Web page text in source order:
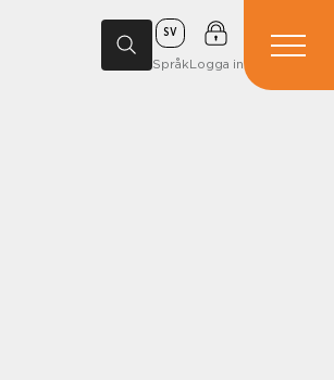
SV
SpråkLogga in